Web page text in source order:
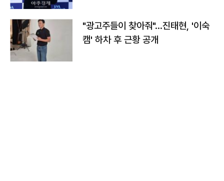
"광고주들이 찾아줘"…진태현, '이숙
캠' 하차 후 근황 공개